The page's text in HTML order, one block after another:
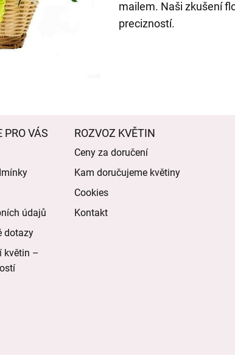
mailem. Naši zkušení
precizností.
PRO VÁS
údajů
dotazy
květin –
ROZVOZ KVĚTIN
Ceny za doručení
Kam doručujeme květiny
Cookies
Kontakt